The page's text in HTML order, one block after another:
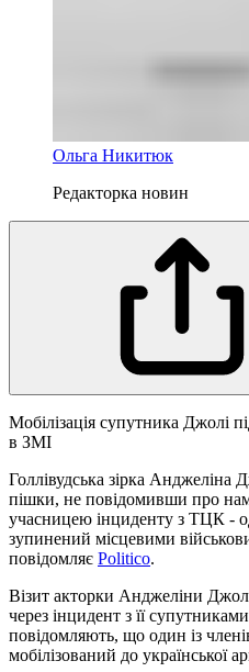
Ольга Никитюк
Редакторка новин
Мобілізація супутника Джолі
в ЗМІ
Голлівудська зірка Анджеліна
пішки, не повідомивши про
учасницею інциденту з ТЦК -
зупинений місцевими
повідомляє Politico.
Візит акторки Анджеліни
через інцидент з її
повідомляють, що один із
мобілізований до української